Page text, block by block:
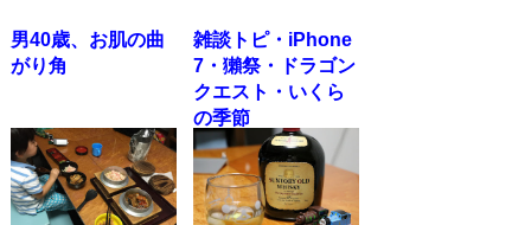
男40歳、お肌の曲
がり角
雑談トピ・iPhone
7・獺祭・ドラゴン
クエスト・いくら
の季節